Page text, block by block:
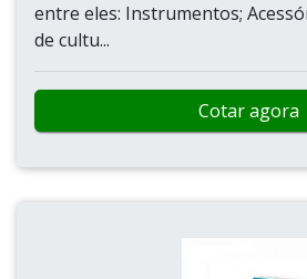
entre eles: Instrumentos;
de cultu...
Cotar agora